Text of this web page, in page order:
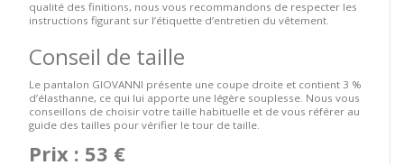
qualité des finitions, nous vous recommandons de respecter les
instructions figurant sur l’étiquette d’entretien du vêtement.
Conseil de taille
Le pantalon GIOVANNI présente une coupe droite et contient 3 %
d’élasthanne, ce qui lui apporte une légère souplesse. Nous vous
conseillons de choisir votre taille habituelle et de vous référer au
guide des tailles pour vérifier le tour de taille.
Prix : 53 €